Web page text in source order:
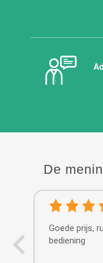
De
Goede prijs,
bediening